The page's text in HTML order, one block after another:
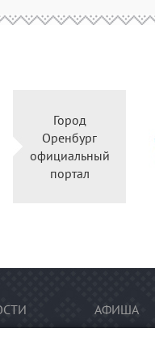
Город
Оренбург
официальный
портал
АФИША